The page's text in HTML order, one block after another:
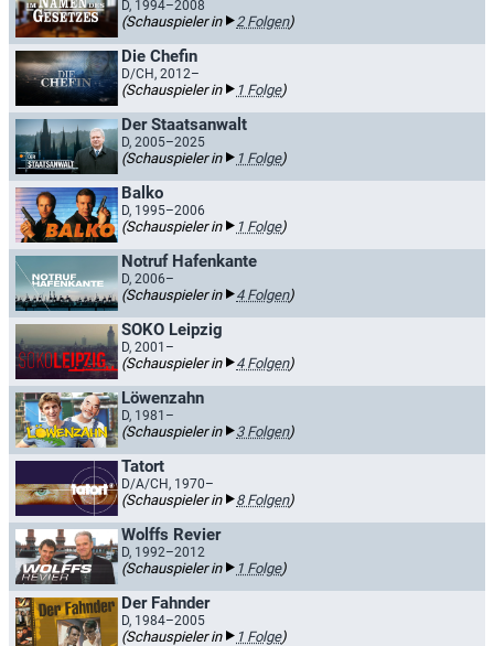
D, 1994–2008
(Schauspieler in 2 Folgen)
Die Chefin
D/CH, 2012–
(Schauspieler in 1 Folge)
Der Staatsanwalt
D, 2005–2025
(Schauspieler in 1 Folge)
Balko
D, 1995–2006
(Schauspieler in 1 Folge)
Notruf Hafenkante
D, 2006–
(Schauspieler in 4 Folgen)
SOKO Leipzig
D, 2001–
(Schauspieler in 4 Folgen)
Löwenzahn
D, 1981–
(Schauspieler in 3 Folgen)
Tatort
D/A/CH, 1970–
(Schauspieler in 8 Folgen)
Wolffs Revier
D, 1992–2012
(Schauspieler in 1 Folge)
Der Fahnder
D, 1984–2005
(Schauspieler in 1 Folge)